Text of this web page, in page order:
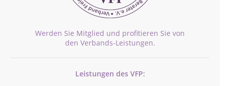
Werden Sie Mitglied und profitieren Sie von
den Verbands-Leistungen.
Leistungen des VFP: